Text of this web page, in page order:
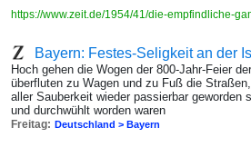
https://www.zeit.de/1954/41/die-empfindliche-
Bayern: Festes-Seligkeit an der
Hoch gehen die Wogen der 800-Jahr-Feier
überfluten zu Wagen und zu Fuß die
aller Sauberkeit wieder passierbar
und durchwühlt worden waren
Freitag: Deutschland > Bayern